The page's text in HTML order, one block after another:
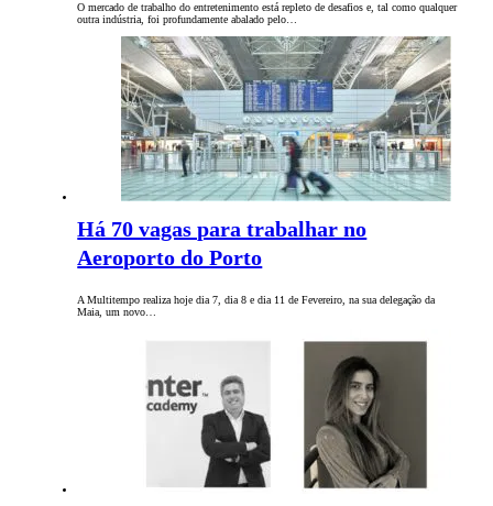
O mercado de trabalho do entretenimento está repleto de desafios e, tal como qualquer
outra indústria, foi profundamente abalado pelo…
Há 70 vagas para trabalhar no
Aeroporto do Porto
A Multitempo realiza hoje dia 7, dia 8 e dia 11 de Fevereiro, na sua delegação da
Maia, um novo…